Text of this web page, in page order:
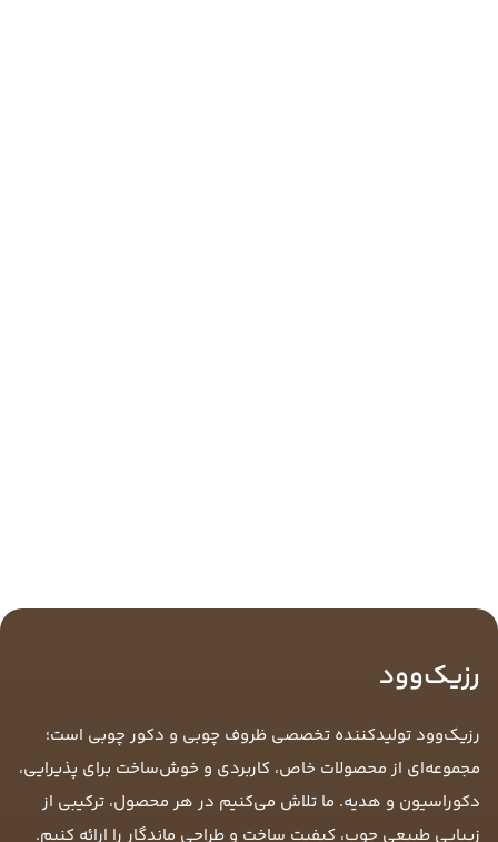
رزیک‌وود
رزیک‌وود تولیدکننده تخصصی ظروف چوبی و دکور چوبی است؛
مجموعه‌ای از محصولات خاص، کاربردی و خوش‌ساخت برای پذیرایی،
دکوراسیون و هدیه. ما تلاش می‌کنیم در هر محصول، ترکیبی از
زیبایی طبیعی چوب، کیفیت ساخت و طراحی ماندگار را ارائه کنیم.